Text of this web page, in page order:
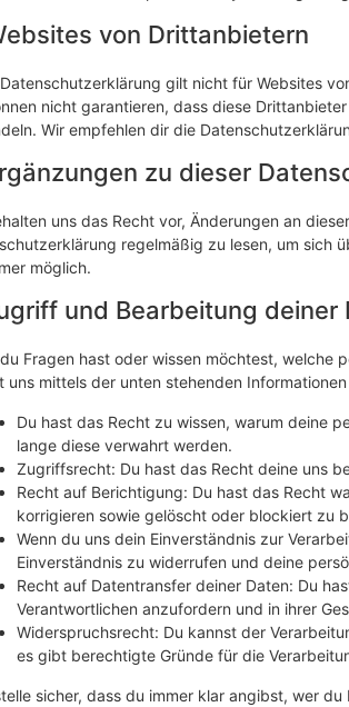
von Drittanbietern
gilt nicht für Websites
nicht garantieren, dass diese
Wir empfehlen dir die
zu dieser
uns das Recht vor, Änderungen an
regelmäßig zu lesen, um sich
möglich.
und Bearbeitung deiner
Fragen hast oder wissen möchtest, welche
uns mittels der unten stehenden
Du hast das Recht zu wissen, warum deine
lange diese verwahrt werden.
Zugriffsrecht: Du hast das Recht deine uns
Recht auf Berichtigung: Du hast das Recht
korrigieren sowie gelöscht oder blockiert zu
Wenn du uns dein Einverständnis zur
Einverständnis zu widerrufen und deine
Recht auf Datentransfer deiner Daten: Du
Verantwortlichen anzufordern und in ihrer
Widerspruchsrecht: Du kannst der
es gibt berechtigte Gründe für die
sicher, dass du immer klar angibst, wer